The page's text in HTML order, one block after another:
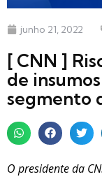
junho 21, 2022
[ CNN ]
de
segmento
O presidente da